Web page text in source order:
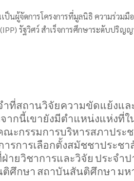
จัดการโครงการที่มูลนิธิ ความร่วมมื
รัฐวิศว์ สำเร็จการศึกษาระดับปริญ
ำที่สถานวิจัยความขัดแย้งแ
ากนี้เขายังมีตำแหน่งแห่งที่
ณะกรรมการบริหารสภาประ
รการเลือกตั้งสมัชชาประช
ายวิชาการและวิจัย ประจำ
ติศึกษา สถาบันสันติศึกษา มห